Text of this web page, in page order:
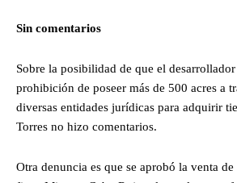
Sin comentarios
Sobre la posibilidad de que el
prohibición de poseer más de 500 acres a
diversas entidades jurídicas para adquirir
Torres no hizo comentarios.
Otra denuncia es que se aprobó la venta